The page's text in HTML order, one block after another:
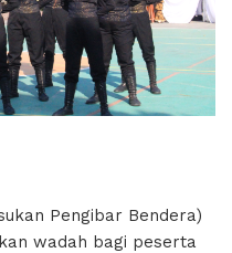
Pengibar Bendera)
wadah bagi peserta